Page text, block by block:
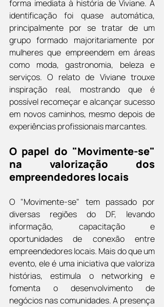
forma imediata à história de Viviane. A
identificação foi quase automática,
principalmente por se tratar de um
grupo formado majoritariamente por
mulheres que empreendem em áreas
como moda, gastronomia, beleza e
serviços. O relato de Viviane trouxe
inspiração real, mostrando que é
possível recomeçar e alcançar sucesso
em novos caminhos, mesmo depois de
experiências profissionais marcantes.
O papel do "Movimente-se"
na valorização dos
empreendedores locais
O "Movimente-se" tem passado por
diversas regiões do DF, levando
informação, capacitação e
oportunidades de conexão entre
empreendedores locais. Mais do que um
evento, ele é uma iniciativa que valoriza
histórias, estimula o networking e
fomenta o desenvolvimento de
negócios nas comunidades. A presença